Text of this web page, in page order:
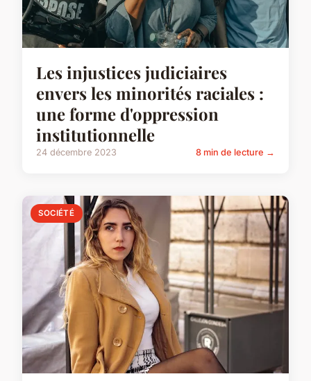
Les injustices judiciaires
envers les minorités raciales :
une forme d'oppression
institutionnelle
24 décembre 2023 8 min de lecture →
SOCIÉTÉ